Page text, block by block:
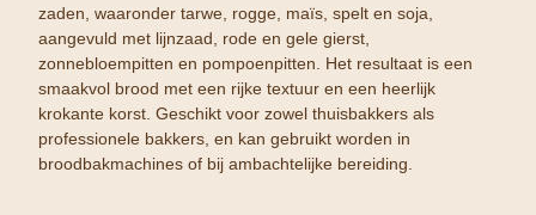
zaden, waaronder tarwe, rogge, maïs, spelt en soja,
aangevuld met lijnzaad, rode en gele gierst,
zonnebloempitten en pompoenpitten. Het resultaat is een
smaakvol brood met een rijke textuur en een heerlijk
krokante korst. Geschikt voor zowel thuisbakkers als
professionele bakkers, en kan gebruikt worden in
broodbakmachines of bij ambachtelijke bereiding.